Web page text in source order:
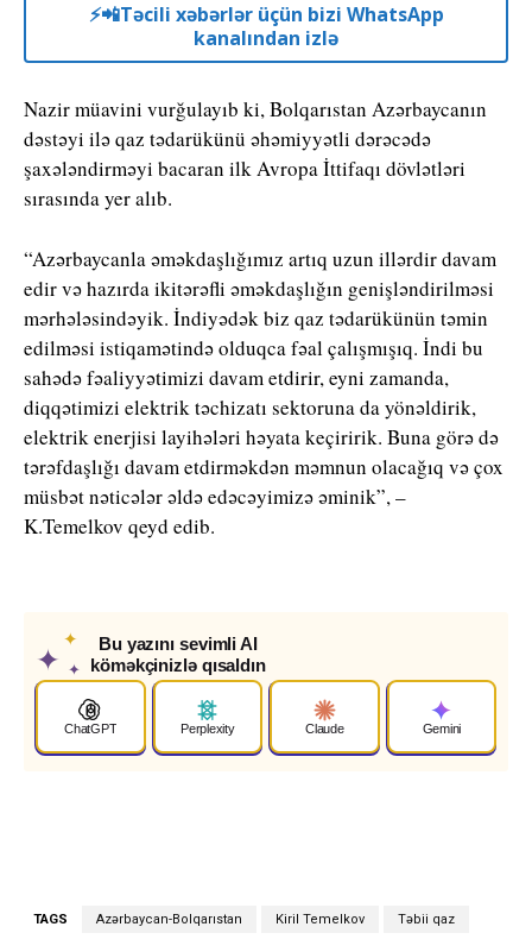
⚡️📲Təcili xəbərlər üçün bizi WhatsApp
kanalından izlə
Nazir müavini vurğulayıb ki, Bolqarıstan Azərbaycanın
dəstəyi ilə qaz tədarükünü əhəmiyyətli dərəcədə
şaxələndirməyi bacaran ilk Avropa İttifaqı dövlətləri
sırasında yer alıb.
“Azərbaycanla əməkdaşlığımız artıq uzun illərdir davam
edir və hazırda ikitərəfli əməkdaşlığın genişləndirilməsi
mərhələsindəyik. İndiyədək biz qaz tədarükünün təmin
edilməsi istiqamətində olduqca fəal çalışmışıq. İndi bu
sahədə fəaliyyətimizi davam etdirir, eyni zamanda,
diqqətimizi elektrik təchizatı sektoruna da yönəldirik,
elektrik enerjisi layihələri həyata keçiririk. Buna görə də
tərəfdaşlığı davam etdirməkdən məmnun olacağıq və çox
müsbət nəticələr əldə edəcəyimizə əminik”, –
K.Temelkov qeyd edib.
✦
✦
✦
Bu yazını sevimli AI
köməkçinizlə qısaldın
ChatGPT Perplexity Claude Gemini
TAGS Azərbaycan-Bolqarıstan Kiril Temelkov Təbii qaz